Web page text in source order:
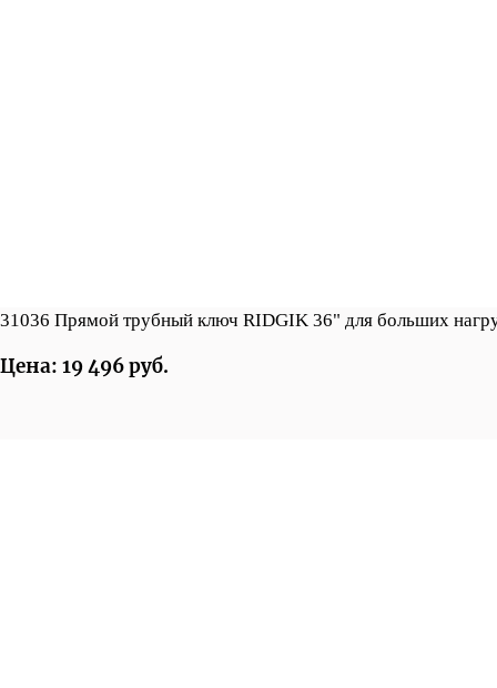
31036 Прямой трубный ключ RIDGIK 36" для больших
Цена: 19 496 руб.